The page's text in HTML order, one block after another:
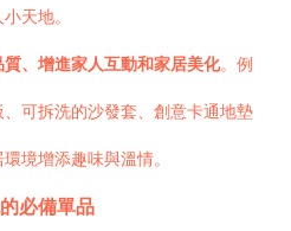
天地。
質、增進家人互動和家居美化。例
可拆洗的沙發套、創意卡通地墊
境增添趣味與溫情。
必備單品